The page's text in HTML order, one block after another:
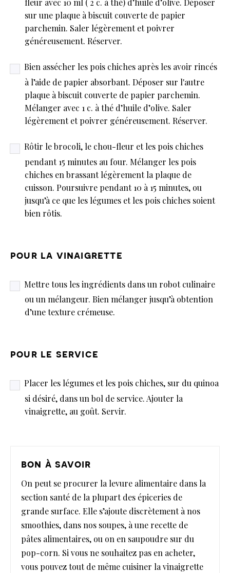
fleur avec 10 ml ( 2 c. à thé) d’huile d’olive. Déposer
sur une plaque à biscuit couverte de papier
parchemin. Saler légèrement et poivrer
généreusement. Réserver.
Bien assécher les pois chiches après les avoir rincés
à l’aide de papier absorbant. Déposer sur l'autre
plaque à biscuit couverte de papier parchemin.
Mélanger avec 1 c. à thé d’huile d’olive. Saler
légèrement et poivrer généreusement. Réserver.
Rôtir le brocoli, le chou-fleur et les pois chiches
pendant 15 minutes au four. Mélanger les pois
chiches en brassant légèrement la plaque de
cuisson. Poursuivre pendant 10 à 15 minutes, ou
jusqu’à ce que les légumes et les pois chiches soient
bien rôtis.
pour la vinaigrette
Mettre tous les ingrédients dans un robot culinaire
ou un mélangeur. Bien mélanger jusqu’à obtention
d’une texture crémeuse.
pour le service
Placer les légumes et les pois chiches, sur du quinoa
si désiré, dans un bol de service. Ajouter la
vinaigrette, au goût. Servir.
bon à savoir
On peut se procurer la levure alimentaire dans la
section santé de la plupart des épiceries de
grande surface. Elle s’ajoute discrètement à nos
smoothies, dans nos soupes, à une recette de
pâtes alimentaires, ou on en saupoudre sur du
pop-corn. Si vous ne souhaitez pas en acheter,
vous pouvez tout de même cuisiner la vinaigrette